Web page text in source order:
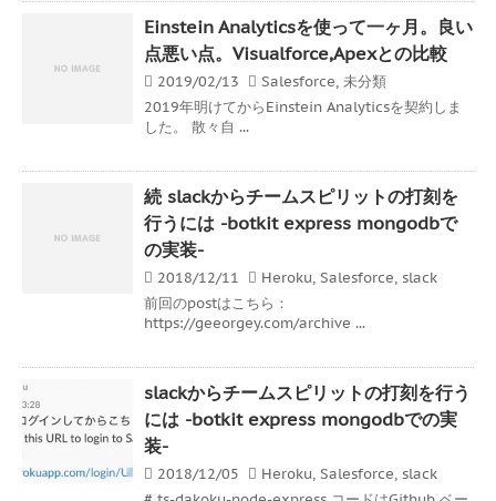
Einstein Analyticsを使って一ヶ月。良い
点悪い点。Visualforce,Apexとの比較
2019/02/13 Salesforce, 未分類
2019年明けてからEinstein Analyticsを契約しま
した。 散々自 ...
続 slackからチームスピリットの打刻を
行うには -botkit express mongodbで
の実装-
2018/12/11 Heroku, Salesforce, slack
前回のpostはこちら：
https://geeorgey.com/archive ...
slackからチームスピリットの打刻を行う
には -botkit express mongodbでの実
装-
2018/12/05 Heroku, Salesforce, slack